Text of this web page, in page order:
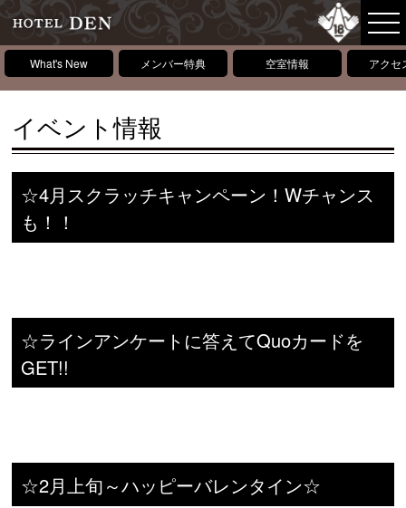
What's New メンバー特典 空室情報 アクセ
イベント情報
☆4月スクラッチキャンペーン！Wチャンス
も！！
☆ラインアンケートに答えてQuoカードを
GET!!
☆2月上旬～ハッピーバレンタイン☆